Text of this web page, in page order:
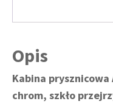
mm
aluminiowej
Opis
Kabina prysznicowa
chrom, szkło